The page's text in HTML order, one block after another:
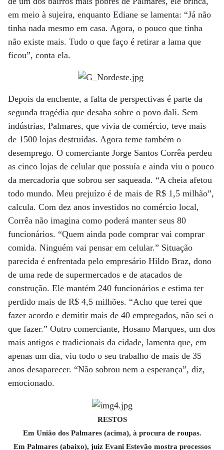
em meio à sujeira, enquanto Ediane se lamenta: “Já não
tinha nada mesmo em casa. Agora, o pouco que tinha
não existe mais. Tudo o que fa­ço é retirar a lama que
ficou”, conta ela.
Depois da enchente, a falta de perspectivas é parte da
segunda tragédia que desaba sobre o povo dali. Sem
indústrias, Palmares, que vivia de comércio, teve mais
de 1500 lojas destruídas. Agora teme também o
desemprego. O comerciante Jorge Santos Corrêa perdeu
as cinco lojas de celular que possuía e ainda viu o pouco
da mercadoria que sobrou ser saqueada. “A cheia afetou
todo mundo. Meu prejuízo é de mais de R$ 1,5 milhão”,
calcula. Com dez anos investidos no comércio local,
Corrêa não imagina como poderá manter seus 80
funcionários. “Quem ainda pode comprar vai comprar
comida. Ninguém vai pensar em celular.” Situação
parecida é enfrentada pelo empresário Hildo Braz, dono
de uma rede de supermercados e de atacados de
construção. Ele mantém 240 funcionários e estima ter
perdido mais de R$ 4,5 milhões. “Acho que terei que
fazer acordo e demitir mais de 40 empregados, não sei o
que fazer.” Outro comerciante, Hosano Marques, um dos
mais antigos e tradicionais da cidade, lamenta que, em
apenas um dia, viu todo o seu trabalho de mais de 35
anos desaparecer. “Não sobrou nem a esperança”, diz,
emocionado.
RESTOS
Em União dos Palmares (acima), à procura de roupas.
Em Palmares (abaixo), juiz Evani Estevão mostra processos